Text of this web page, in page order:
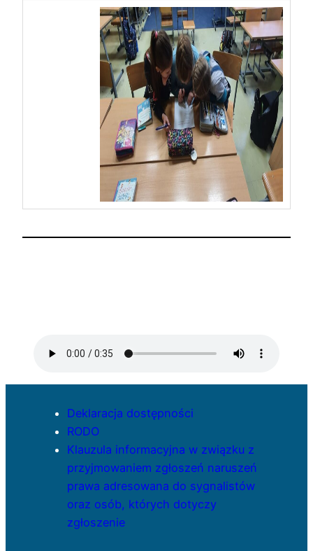
Deklaracja dostępności
RODO
Klauzula informacyjna w związku z
przyjmowaniem zgłoszeń naruszeń
prawa adresowana do sygnalistów
oraz osób, których dotyczy
zgłoszenie